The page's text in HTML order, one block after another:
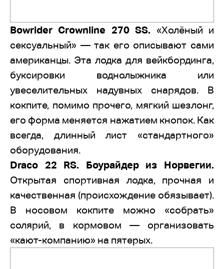
Bowrider Crownline 270 SS. «Холёный и
сексуальный» — так его описывают сами
американцы. Эта лодка для вейкбординга,
буксировки воднолыжника или
увеселительных надувных снарядов. В
кокпите, помимо прочего, мягкий шезлонг,
его форма меняется нажатием кнопок. Как
всегда, длинный лист «стандартного»
оборудования.
Draco 22 RS. Боурайдер из Норвегии.
Открытая спортивная лодка, прочная и
качественная (происхождение обязывает).
В носовом кокпите можно «собрать»
солярий, в кормовом — организовать
«кают-компанию» на пятерых.